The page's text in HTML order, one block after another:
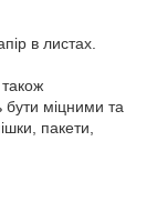
в листах.
міцними та
пакети,